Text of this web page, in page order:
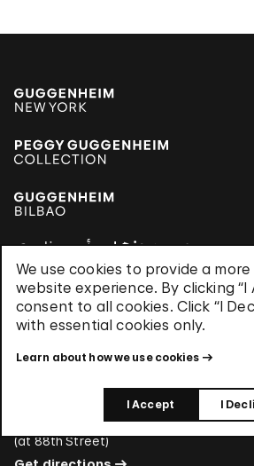
We use cookies to provide a
website experience. By clicking “I
consent to all cookies. Click “I
with essential cookies only.
Learn about how we use cookies
I Accept I
Hours
Members-only hours select Mondays,
1071 Fifth Avenue New York, NY 10128
(at 88th Street)